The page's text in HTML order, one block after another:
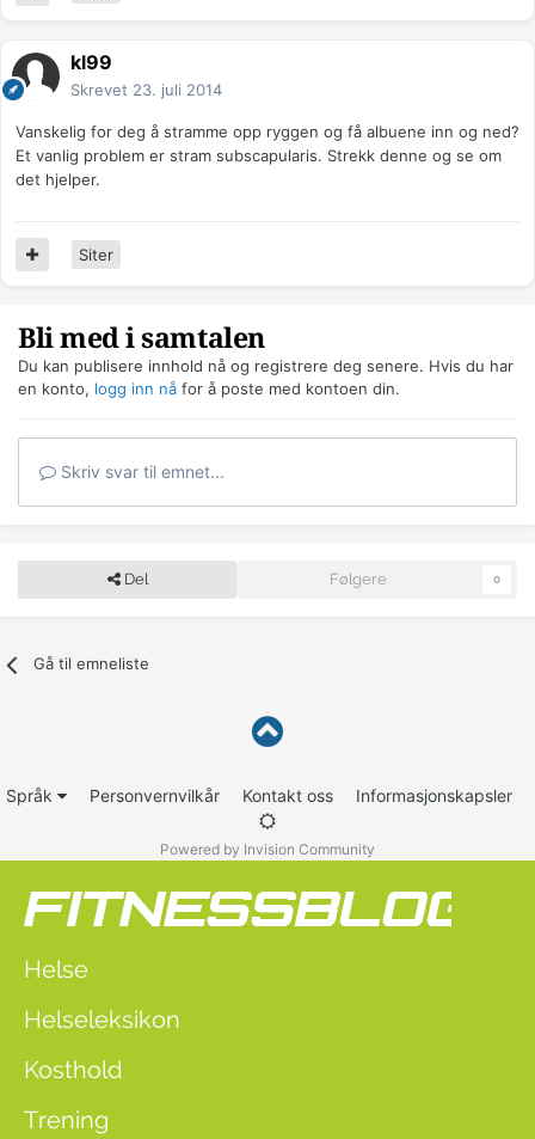
kl99
Skrevet 23. juli 2014
Vanskelig for deg å stramme opp ryggen og få albuene inn og ned?
Et vanlig problem er stram subscapularis. Strekk denne og se om
det hjelper.
Siter
Bli med i samtalen
Du kan publisere innhold nå og registrere deg senere. Hvis du har
en konto, logg inn nå for å poste med kontoen din.
Skriv svar til emnet...
Del Følgere 0
Gå til emneliste
Språk Personvernvilkår Kontakt oss Informasjonskapsler
Powered by Invision Community
Helse
Helseleksikon
Kosthold
Trening